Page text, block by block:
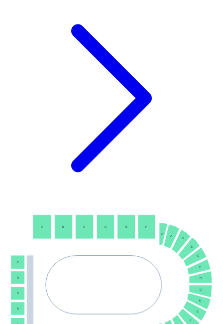
A
A
B
B
C
C
D
D
E
E
F
E
D
C
B
A B C D E F